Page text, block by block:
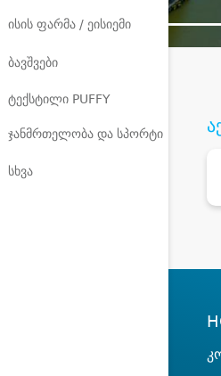
ისის ფარმა / ეისიემი
ბავშვები
ტექსტილი PUFFY
ჯანმრთელობა და სპორტი
სხვა